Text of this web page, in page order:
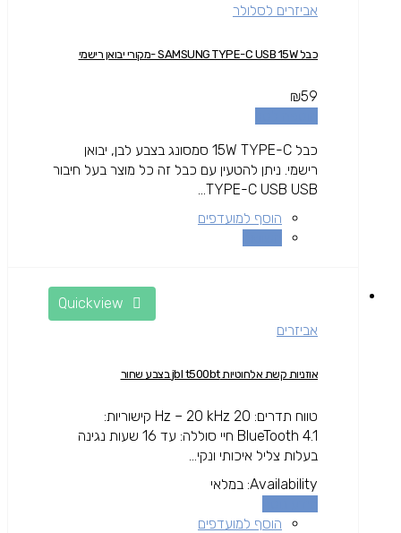
אביזרים לסלולר
כבל SAMSUNG TYPE-C USB 15W -מקורי יבואן רישמי
₪59
כבל 15W TYPE-C סמסונג בצבע לבן, יבואן
רישמי. ניתן להטעין עם כבל זה כל מוצר בעל חיבור
TYPE-C USB USB...
הוסף למועדפים
אביזרים
אוזניות קשת אלחוטיות jbl t500bt בצבע שחור
טווח תדרים: 20 Hz – 20 kHz קישוריות:
BlueTooth 4.1 חיי סוללה: עד 16 שעות נגינה
בעלות צליל איכותי ונקי...
Availability: במלאי
הוסף למועדפים